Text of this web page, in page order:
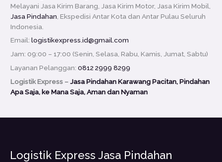
Melayani Jasa Kirim Barang, Jasa Kirim Motor, Jasa Kirim Mobil,
Jasa Pindahan , Ekspedisi Antar Kota dan Antar Pulau Seluruh
Indonesia.
Email:logistikexpress.id@gmail.com
Jam: 09:00 – 17:00 (Senin, Selasa, Rabu, Kamis, Jumat, Sabtu)
Layanan Pelanggan:0812 2999 8299
Logistik Express –Jasa Pindahan Karawang Pacitan, Pindahan
Apa Saja, ke Mana Saja, Aman dan Nyaman
Logistik Express Jasa Pindahan